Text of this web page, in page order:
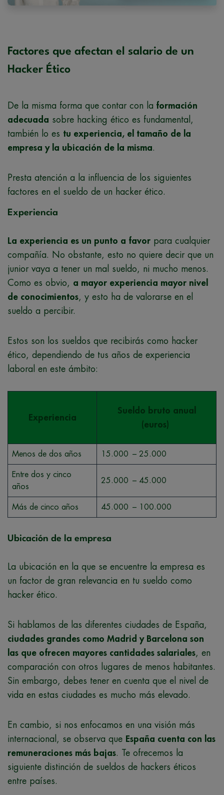
Factores que afectan el salario de un
Hacker Ético
De la misma forma que contar con la formación
adecuada sobre hacking ético es fundamental,
también lo es tu experiencia, el tamaño de la
empresa y la ubicación de la misma
Presta atención a la influencia de los siguientes
factores en el sueldo de un hacker ético.
Experiencia
La experiencia es un punto a favor para cualquier
compañía. No obstante, esto no quiere decir que un
junior vaya a tener un mal sueldo, ni mucho menos.
Como es obvio, a mayor experiencia mayor nivel
de conocimientos , y esto ha de valorarse en el
sueldo a percibir.
Estos son los sueldos que recibirás como hacker
ético, dependiendo de tus años de experiencia
laboral en este ámbito:
Experiencia
Sueldo bruto anual
(euros)
Menos de dos años 15.000 – 25.000
Entre dos y cinco
años
25.000 – 45.000
Más de cinco años 45.000 – 100.000
Ubicación de la empresa
La ubicación en la que se encuentre la empresa es
un factor de gran relevancia en tu sueldo como
hacker ético.
Si hablamos de las diferentes ciudades de España,
ciudades grandes como Madrid y Barcelona son
las que ofrecen mayores cantidades salariales , en
comparación con otros lugares de menos habitantes.
Sin embargo, debes tener en cuenta que el nivel de
vida en estas ciudades es mucho más elevado.
En cambio, si nos enfocamos en una visión más
internacional, se observa que España cuenta con las
remuneraciones más bajas . Te ofrecemos la
siguiente distinción de sueldos de hackers éticos
entre países.